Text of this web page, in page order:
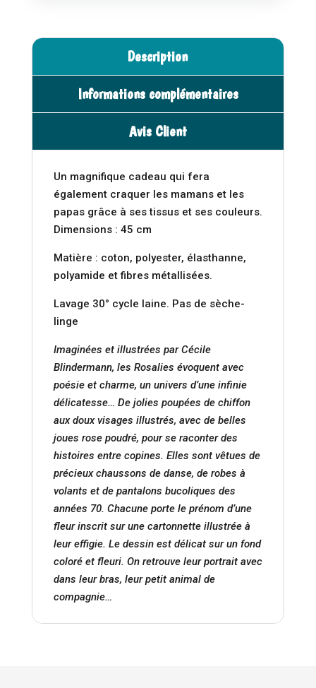
Description
Informations complémentaires
Avis Client
Un magnifique cadeau qui fera
également craquer les mamans et les
papas grâce à ses tissus et ses couleurs.
Dimensions : 45 cm
Matière : coton, polyester, élasthanne,
polyamide et fibres métallisées.
Lavage 30° cycle laine. Pas de sèche-
linge
Imaginées et illustrées par Cécile
Blindermann, les Rosalies évoquent avec
poésie et charme, un univers d’une infinie
délicatesse… De jolies poupées de chiffon
aux doux visages illustrés, avec de belles
joues rose poudré, pour se raconter des
histoires entre copines. Elles sont vêtues de
précieux chaussons de danse, de robes à
volants et de pantalons bucoliques des
années 70. Chacune porte le prénom d’une
fleur inscrit sur une cartonnette illustrée à
leur effigie. Le dessin est délicat sur un fond
coloré et fleuri. On retrouve leur portrait avec
dans leur bras, leur petit animal de
compagnie…